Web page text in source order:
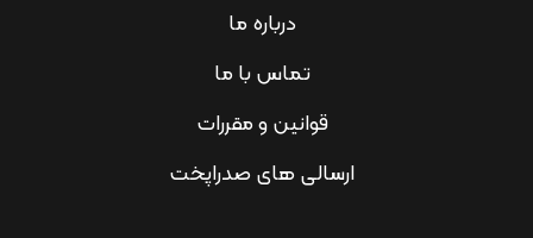
درباره ما
تماس با ما
قوانین و مقررات
ارسالی های صدراپخت